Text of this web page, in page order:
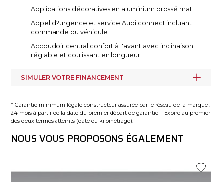
Applications décoratives en aluminium brossé mat
Appel d?urgence et service Audi connect incluant
commande du véhicule
Accoudoir central confort à l'avant avec inclinaison
réglable et coulissant en longueur
SIMULER VOTRE FINANCEMENT
* Garantie minimum légale constructeur assurée par le réseau de la marque :
24 mois à partir de la date du premier départ de garantie – Expire au premier
des deux termes atteints (date ou kilométrage).
NOUS VOUS PROPOSONS ÉGALEMENT